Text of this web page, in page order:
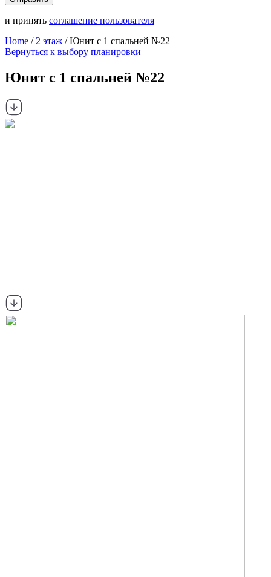
и принять соглашение пользователя
Home / 2 этаж / Юнит с 1 спальней №22
Вернуться к выбору планировки
Юнит с 1 спальней №22